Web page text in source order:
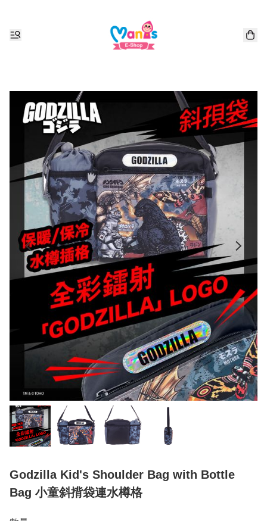
Godzilla Kid's Shoulder Bag with Bottle
Bag 小童斜揹袋連水樽格